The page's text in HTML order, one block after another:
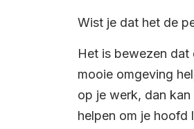
Wist je dat het de
Het is bewezen dat
mooie omgeving
op je werk, dan
helpen om je hoofd